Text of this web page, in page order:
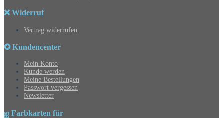
❌ Widerruf
Vertrag widerrufen
✪ Kundencenter
Mein Konto
Kunde werden
Meine Bestellungen
Passwort vergessen
Newsletter
ஐ Farbkarten für